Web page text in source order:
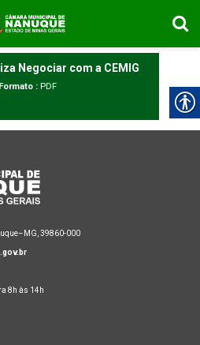
Negociar com a CEMIG
Formato : PDF
39860-000
8h às 14h